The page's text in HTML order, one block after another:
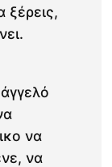
ξέρεις,
να
να